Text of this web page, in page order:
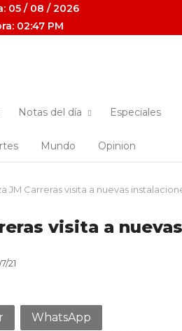
05 / 08 / 2026
02:47 PM
Notas del día Especiales
Mundo Opinion
JM Carreras visita a nuevas
visita a
21
WhatsApp